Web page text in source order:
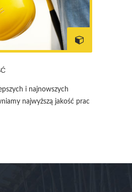
i najnowszych
najwyższą jakość prac